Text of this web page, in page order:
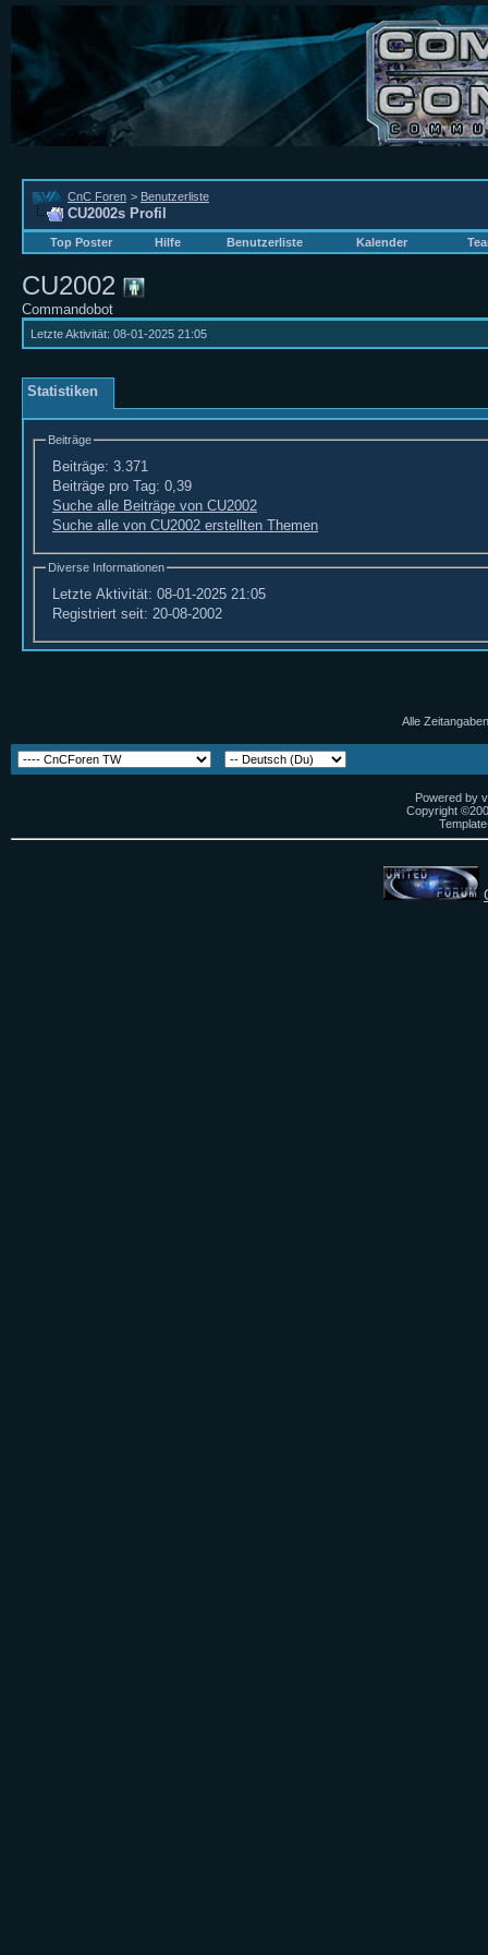
CnC Foren > Benutzerliste
CU2002s Profil
Top Poster Hilfe Benutzerliste Kalender
CU2002
Commandobot
Letzte Aktivität: 08-01-2025 21:05
Statistiken
Beiträge
Beiträge: 3.371
Beiträge pro Tag: 0,39
Suche alle Beiträge von CU2002
Suche alle von CU2002 erstellten Themen
Diverse Informationen
Letzte Aktivität: 08-01-2025 21:05
Registriert seit: 20-08-2002
Alle
Powered by
Copyright